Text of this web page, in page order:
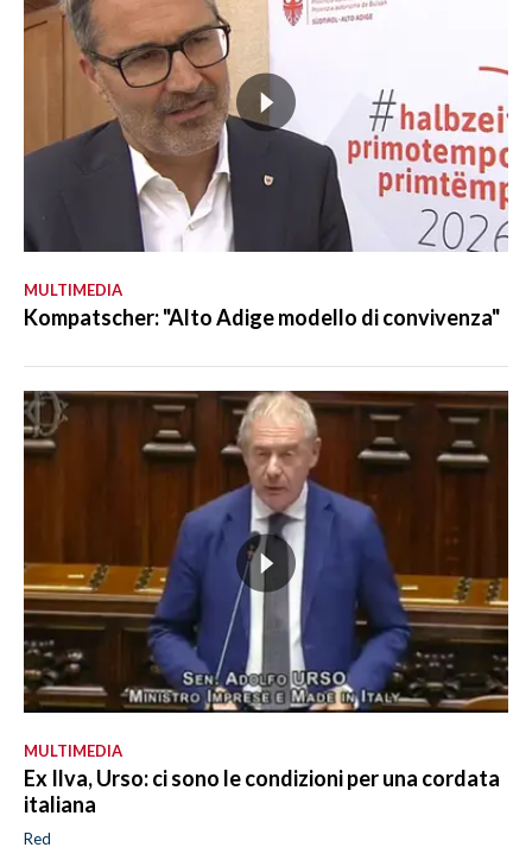
MULTIMEDIA
Kompatscher: "Alto Adige modello di convivenza"
MULTIMEDIA
Ex Ilva, Urso: ci sono le condizioni per una cordata
italiana
Red